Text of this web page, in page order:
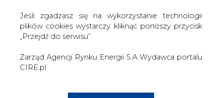
Jeśli zgadzasz się na wykorzystanie technologii
plików cookies wystarczy kliknąć poniższy przycisk
„Przejdź do serwisu”.
Zarząd Agencji Rynku Energii S.A Wydawca portalu
CIRE.pl